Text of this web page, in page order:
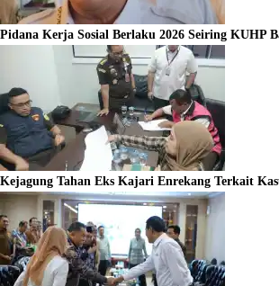
Pidana Kerja Sosial Berlaku 2026 Seiring KUHP
Kejagung Tahan Eks Kajari Enrekang Terkait